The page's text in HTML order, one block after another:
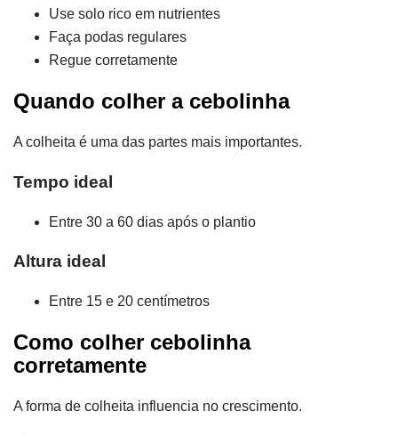
Use solo rico em nutrientes
Faça podas regulares
Regue corretamente
Quando colher a cebolinha
A colheita é uma das partes mais importantes.
Tempo ideal
Entre 30 a 60 dias após o plantio
Altura ideal
Entre 15 e 20 centímetros
Como colher cebolinha
corretamente
A forma de colheita influencia no crescimento.